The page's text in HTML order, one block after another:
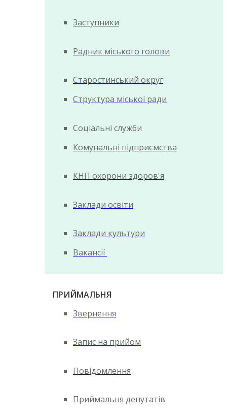
Заступники
Радник міського голови
Старостинський округ
Структура міської ради
Соціальні служби
Комунальні підприємства
КНП охорони здоров'я
Заклади освіти
Заклади культури
Вакансії
ПРИЙМАЛЬНЯ
Звернення
Запис на прийом
Повідомлення
Приймальня депутатів